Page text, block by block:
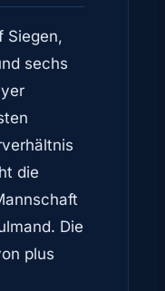
Siegen,
sechs
die
Die
plus